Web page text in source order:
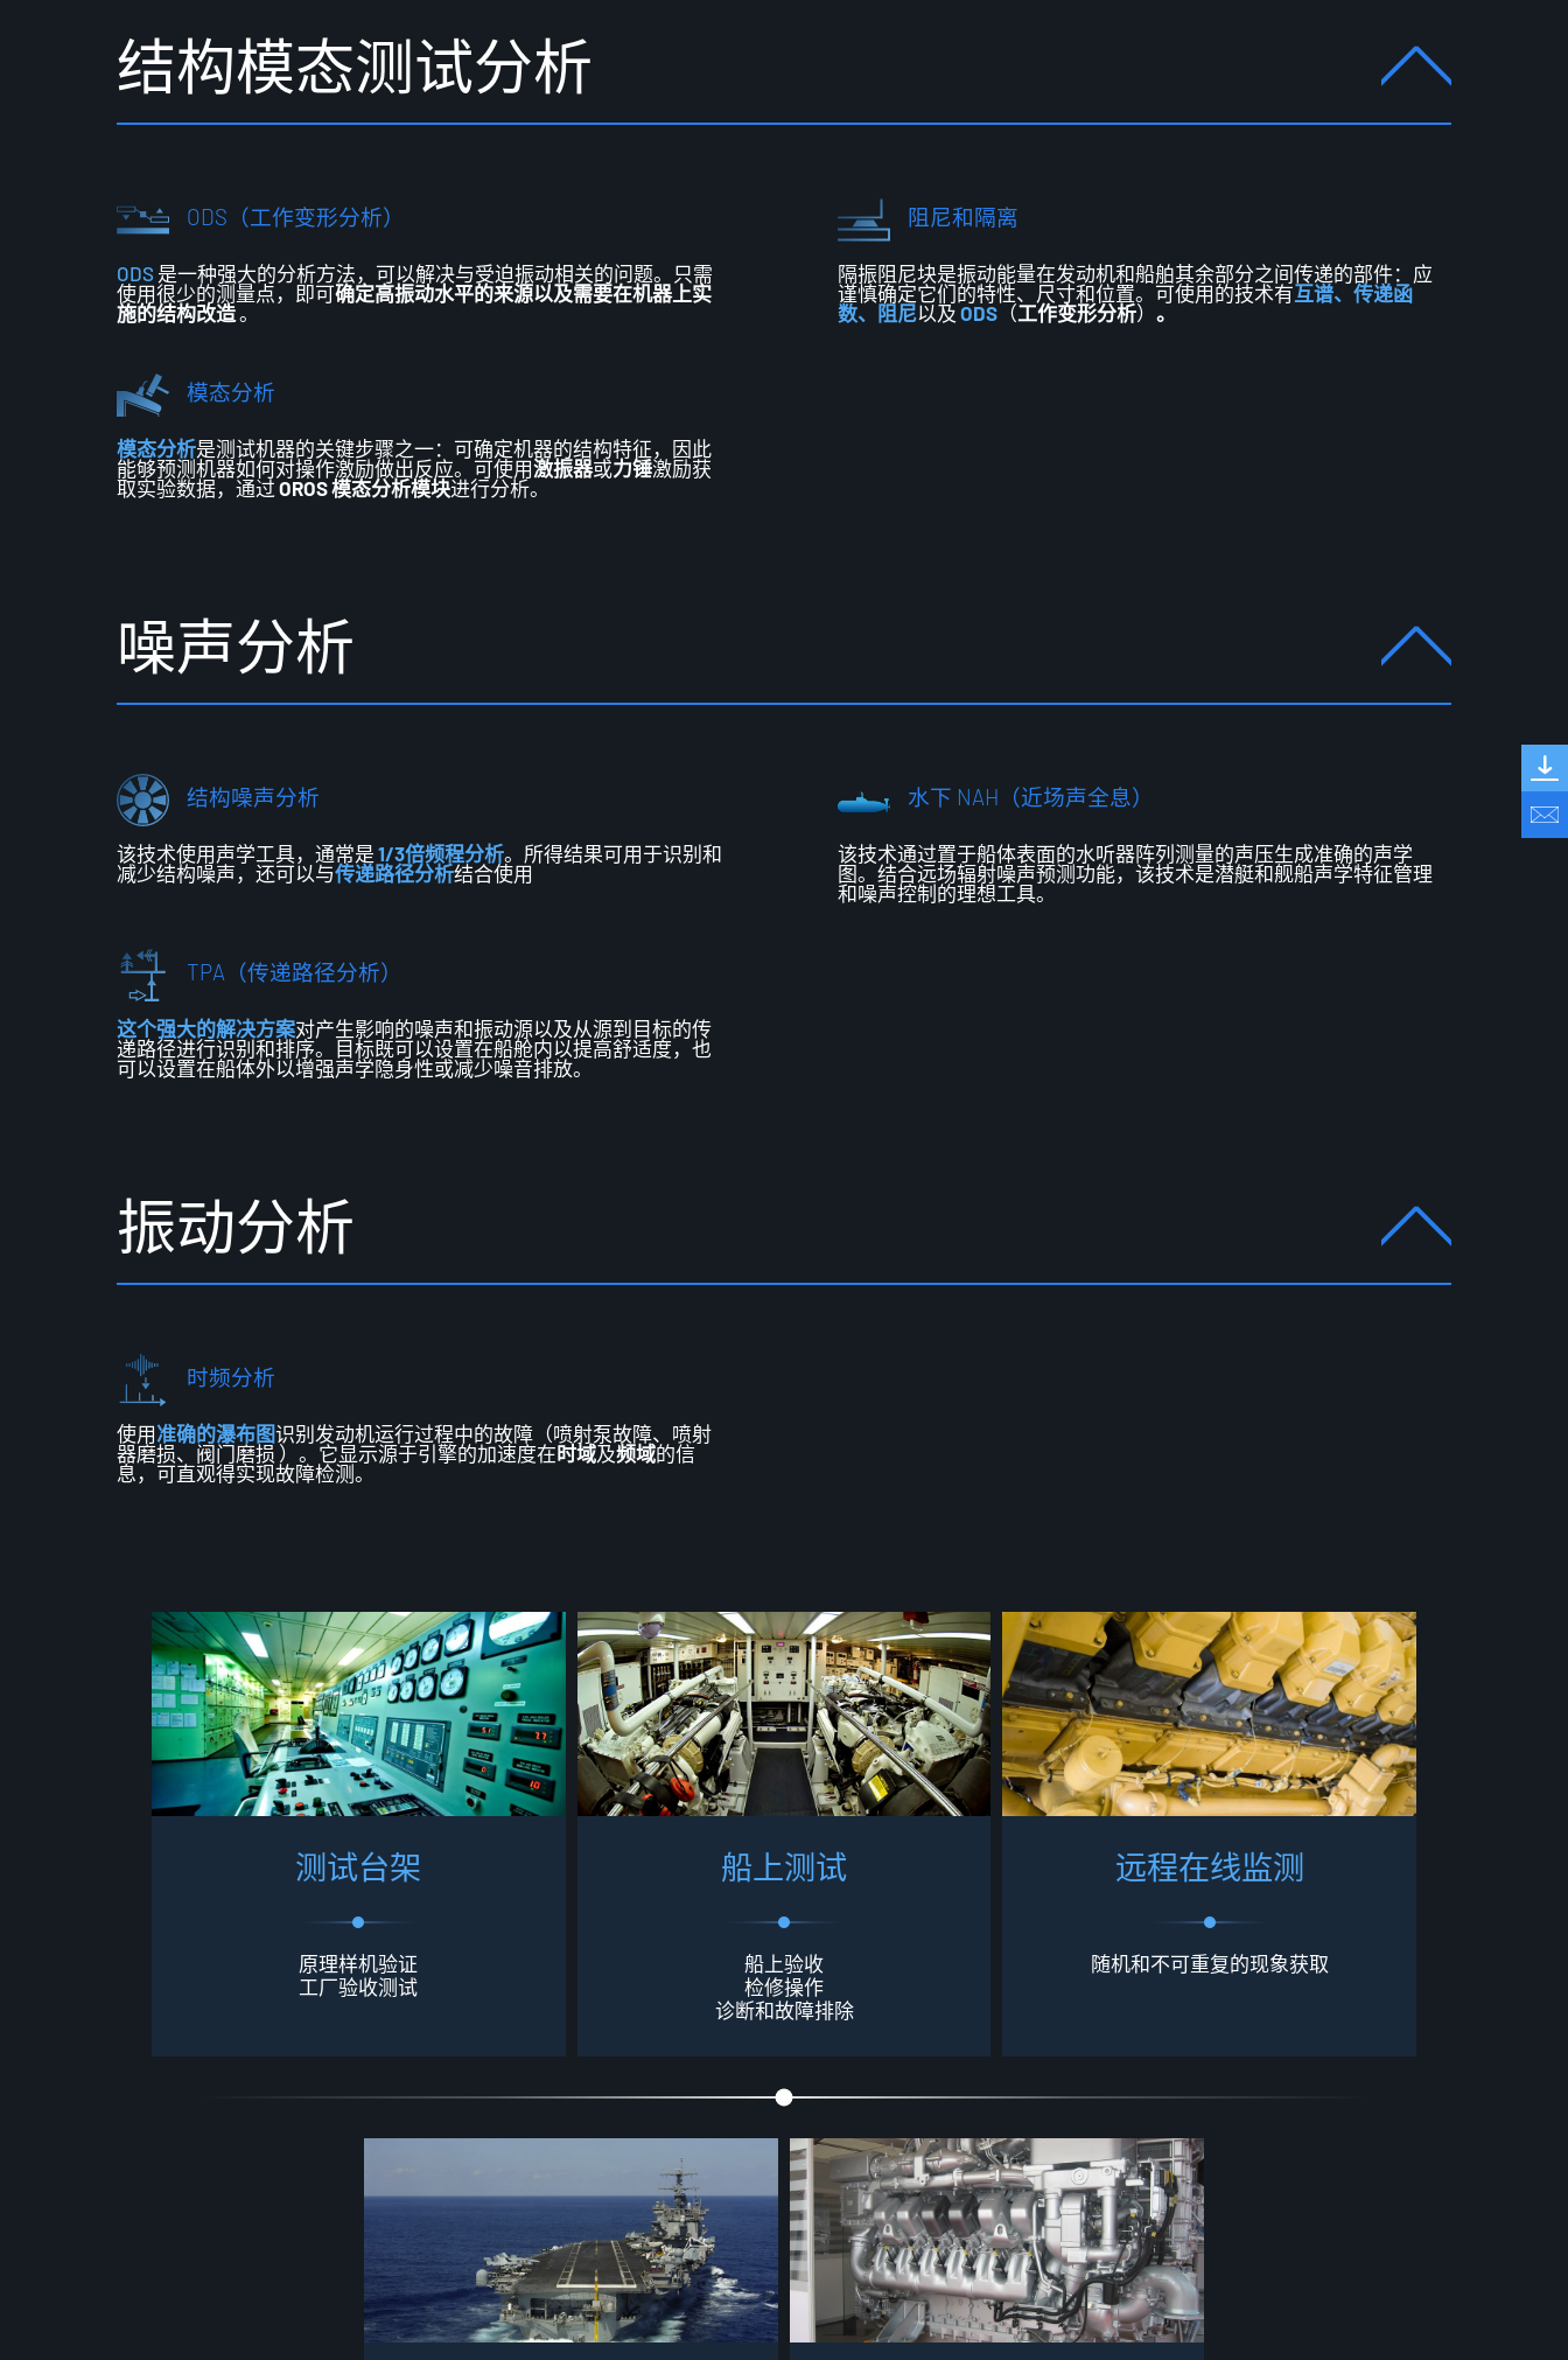
结构模态测试分析
ODS（工作变形分析）
ODS 是一种强大的分析方法，可以解决与受迫振动相关的问题。只需
使用很少的测量点，即可确定高振动水平的来源以及需要在机器上实
施的结构改造。
阻尼和隔离
隔振阻尼块是振动能量在发动机和船舶其余部分之间传递的部件：应
谨慎确定它们的特性、尺寸和位置。可使用的技术有互谱、传递函
数、阻尼以及 ODS（工作变形分析） 。
模态分析
模态分析是测试机器的关键步骤之一：可确定机器的结构特征，因此
能够预测机器如何对操作激励做出反应。 可使用激振器或力锤激励获
取实验数据，通过 OROS模态分析模块进行分析。
噪声分析
结构噪声分析
该技术使用声学工具，通常是 1/3倍频程分析。所得结果可用于识别和
减少结构噪声，还可以与传递路径分析结合使用
水下 NAH（近场声全息）
该技术通过置于船体表面的水听器阵列测量的声压生成准确的声学
图。结合远场辐射噪声预测功能，该技术是潜艇和舰船声学特征管理
和噪声控制的理想工具。
TPA（传递路径分析）
这个强大的解决方案对产生影响的噪声和振动源以及从源到目标的传
递路径进行识别 和排序。目标既可以设置在船舱内以提高舒适度，也
可以设置在船体外以增强声学隐身性或减少噪音排放。
振动分析
时频分析
使用准确的瀑布图识别发动机运行过程中的故障 （喷射泵故障、喷射
器磨损、阀门磨损 ）。 它显示源于引擎的加速度在时域及频域的信
息 ，可直观得实现故障检测。
测试台架
原理样机验证
工厂验收测试
船 上测试
船上验收
检修操作
诊断和故障排除
远程在线监测
随机和不可重复的现象获取